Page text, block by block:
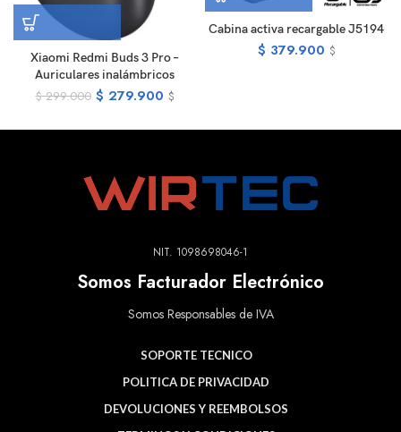
Xiaomi Redmi Buds 3 Pro –
Auriculares inalámbricos
$299.000 $ 279.900 $
Cabina activa recargable J5194
$ 379.900 $
NIT. 1098698046-1
Somos Facturador Electrónico
Somos Responsables de IVA
SOPORTE TECNICO
POLITICA DE PRIVACIDAD
DEVOLUCIONES Y REEMBOLSOS